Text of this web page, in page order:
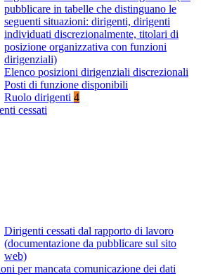
pubblicare in tabelle che distinguano le
seguenti situazioni: dirigenti, dirigenti
individuati discrezionalmente, titolari di
posizione organizzativa con funzioni
dirigenziali)
Elenco posizioni dirigenziali discrezionali
Posti di funzione disponibili
Ruolo dirigenti 4
cessati
Dirigenti cessati dal rapporto di lavoro
(documentazione da pubblicare sul sito
web)
per mancata comunicazione dei dati